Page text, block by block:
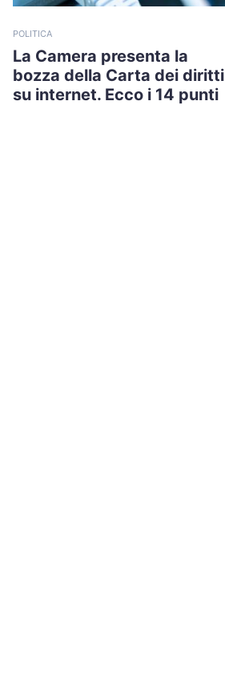
POLITICA
La Camera presenta la
bozza della Carta dei diritti
su internet. Ecco i 14 punti